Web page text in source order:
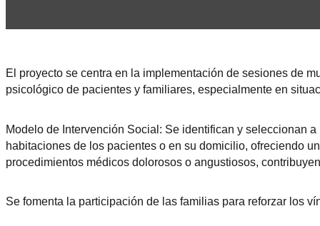
El proyecto se centra en la implementación de sesiones de
psicológico de pacientes y familiares, especialmente en
Modelo de Intervención Social: Se identifican y seleccionan
habitaciones de los pacientes o en su domicilio, ofreciendo
procedimientos médicos dolorosos o angustiosos,
Se fomenta la participación de las familias para reforzar los